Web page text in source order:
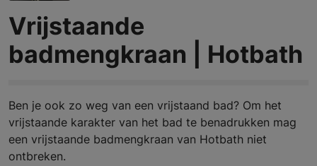
Vrijstaande
badmengkraan | Hotbath
Ben je ook zo weg van een vrijstaand bad? Om het
vrijstaande karakter van het bad te benadrukken mag
een vrijstaande badmengkraan van Hotbath niet
ontbreken.